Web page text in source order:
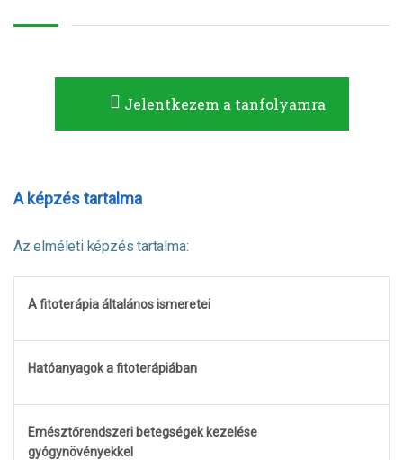
Jelentkezem a tanfolyamra
A képzés tartalma
Az elméleti képzés tartalma:
A fitoterápia általános ismeretei
Hatóanyagok a fitoterápiában
Emésztőrendszeri betegségek kezelése
gyógynövényekkel